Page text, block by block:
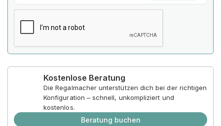
Kostenlose Beratung
Die Regalmacher unterstützen dich bei der richtigen
Konfiguration – schnell, unkompliziert und
kostenlos.
Beratung buchen